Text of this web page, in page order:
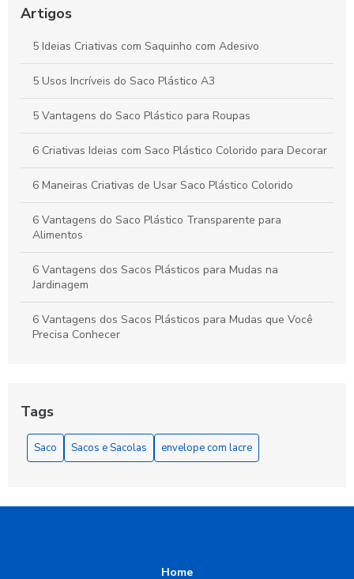
corretamente
Vantagens e Aplicações do Saco Polipropileno no Dia a Dia
Artigos
5 Ideias Criativas com Saquinho com Adesivo
5 Usos Incríveis do Saco Plástico A3
5 Vantagens do Saco Plástico para Roupas
6 Criativas Ideias com Saco Plástico Colorido para Decorar
6 Maneiras Criativas de Usar Saco Plástico Colorido
6 Vantagens do Saco Plástico Transparente para
Alimentos
6 Vantagens dos Sacos Plásticos para Mudas na
Jardinagem
6 Vantagens dos Sacos Plásticos para Mudas que Você
Precisa Conhecer
Benefícios do Saco Plástico Transparente
Benefícios do Saco Polipropileno
Tags
Saco Sacos e Sacolas envelope com lacre
Home